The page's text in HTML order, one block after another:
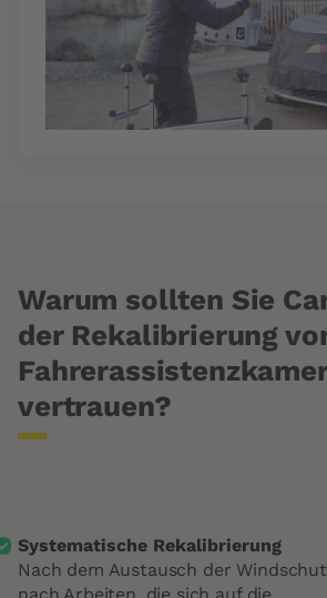
Warum sollten Sie
der Rekalibrierung
vertrauen?
Systematische Rekalibrierung
Nach dem Austausch der
nach Arbeiten, die sich auf die